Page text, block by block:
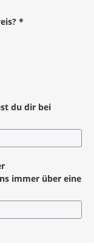
*
du dir bei
immer über eine